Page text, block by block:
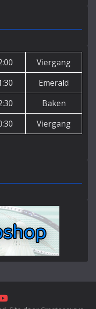
Viergang
Emerald
Baken
Viergang